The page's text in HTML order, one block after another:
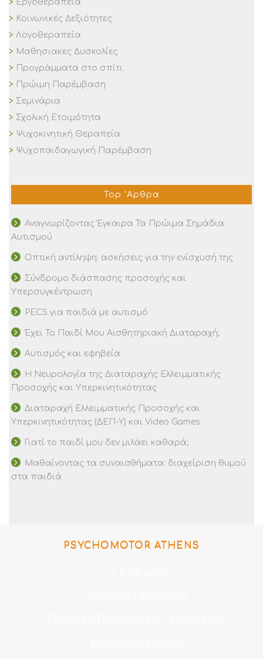
Εργοθεραπεία
Κοινωνικές Δεξιότητες
Λογοθεραπεία
Μαθησιακες Δυσκολίες
Προγράμματα στο σπίτι
Πρώιμη Παρέμβαση
Σεμινάρια
Σχολική Ετοιμότητα
Ψυχοκινητική Θεραπεία
Ψυχοπαιδαγωγική Παρέμβαση
Top ‘Αρθρα
Αναγνωρίζοντας Έγκαιρα Τα Πρώιμα Σημάδια
Αυτισμού
Οπτική αντίληψη: ασκήσεις για την ενίσχυσή της
Σύνδρομο διάσπασης προσοχής και
Υπερσυγκέντρωση
PECS για παιδιά με αυτισμό
Έχει Το Παιδί Μου Αισθητηριακή Διαταραχή;
Αυτισμός και εφηβεία
Η Νευρολογία της Διαταραχής Ελλειμματικής
Προσοχής και Υπερκινητικότητας
Διαταραχή Ελλειμματικής Προσοχής και
Υπερκινητικότητας (ΔΕΠ-Υ) και Video Games
Γιατί το παιδί μου δεν μιλάει καθαρά;
Μαθαίνοντας τα συναισθήματα: διαχείριση θυμού
στα παιδιά
PSYCHOMOTOR ATHENS